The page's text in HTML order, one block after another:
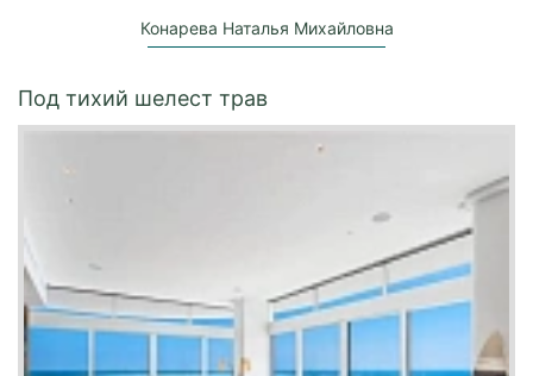
Конарева Наталья Михайловна
Под тихий шелест трав